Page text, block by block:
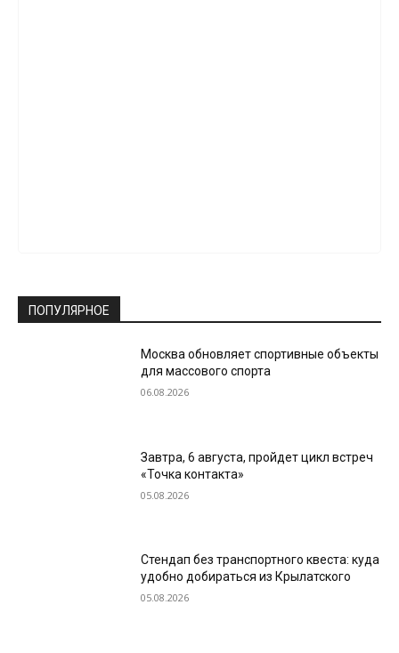
ПОПУЛЯРНОЕ
Москва обновляет спортивные объекты
для массового спорта
06.08.2026
Завтра, 6 августа, пройдет цикл встреч
«Точка контакта»
05.08.2026
Стендап без транспортного квеста: куда
удобно добираться из Крылатского
05.08.2026